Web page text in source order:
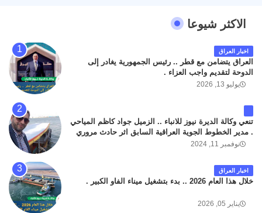
الاكثر شيوعا
اخبار العراق
العراق يتضامن مع قطر .. رئيس الجمهورية يغادر إلى
الدوحة لتقديم واجب العزاء .
يوليو 13, 2026
تنعي وكالة الديرة نيوز للانباء .. الزميل جواد كاظم المياحي
. مدير الخطوط الجوية العراقية السابق اثر حادث مروري
داخل مطار البصرة الدولي اليوم الاثنين على الطريق
كان سبب الحادث يعود لتصادم عجلته مع عجلة نوع كيا بنكو
تابعة لشركة الهلال الماسكة لإعمار مطار البصرة الدولي .
سائلين الله عز وجل ان يتغمد الفقيد بواسع رحمته ، و انا
نوفمبر 11, 2024
اخبار العراق
خلال هذا العام 2026 .. بدء بتشغيل ميناء الفاو الكبير .
يناير 05, 2026